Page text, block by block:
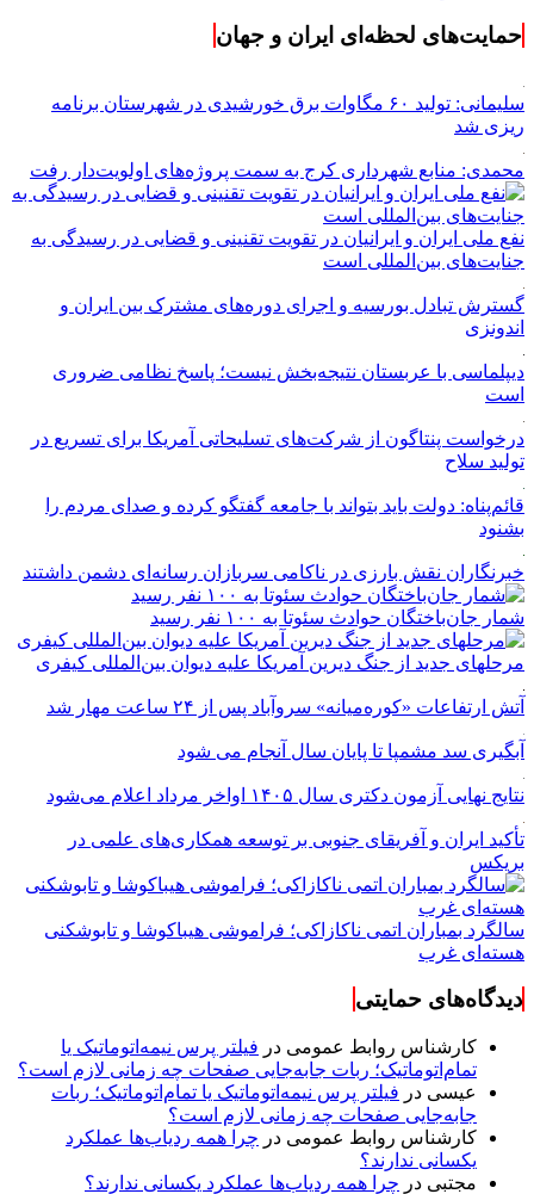
حمایت‌های لحظه‌ای ایران و جهان
سلیمانی: تولید ۶۰ مگاوات برق خورشیدی در شهرستان برنامه
ریزی شد
محمدی: منابع شهرداری کرج به سمت پروژه‌های اولویت‌دار رفت
نفع ملی ایران و ایرانیان در تقویت تقنینی و قضایی در رسیدگی به
جنایت‌های بین‌المللی است
گسترش تبادل بورسیه و اجرای دوره‌های مشترک بین ایران و
اندونزی
دیپلماسی با عربستان نتیجه‌بخش نیست؛ پاسخ نظامی ضروری
است
درخواست پنتاگون از شرکت‌های تسلیحاتی آمریکا برای تسریع در
تولید سلاح
قائم‌پناه: دولت باید بتواند با جامعه گفتگو کرده و صدای مردم را
بشنود
خبرنگاران نقش بارزی در ناکامی سربازان رسانه‌ای دشمن داشتند
شمار جان‌باختگان حوادث سئوتا به ۱۰۰ نفر رسید
مرحله‎ای جدید از جنگ دیرین آمریکا علیه دیوان بین‌المللی کیفری
آتش ارتفاعات «کوره‌میانه» سروآباد پس از ۲۴ ساعت مهار شد
آبگیری سد مشمپا تا پایان سال آنجام می شود
نتایج نهایی آزمون دکتری سال ۱۴۰۵ اواخر مرداد اعلام می‌شود
تأکید ایران و آفریقای جنوبی بر توسعه همکاری‌های علمی در
بریکس
سالگرد بمباران اتمی ناکازاکی؛ فراموشی هیباکوشا و تابوشکنی
هسته‌ای غرب
دیدگاه‌های حمایتی
کارشناس روابط عمومی در فیلتر پرس نیمه‌اتوماتیک یا
تمام‌اتوماتیک؛ ربات جابه‌جایی صفحات چه زمانی لازم است؟
عیسی در فیلتر پرس نیمه‌اتوماتیک یا تمام‌اتوماتیک؛ ربات
جابه‌جایی صفحات چه زمانی لازم است؟
کارشناس روابط عمومی در چرا همه ردیاب‌ها عملکرد
یکسانی ندارند؟
مجتبی در چرا همه ردیاب‌ها عملکرد یکسانی ندارند؟